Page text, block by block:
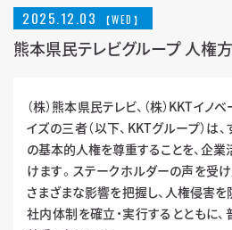
2025.12.03 【WED】
熊本県民テレビグループ 人権
（株）熊本県民テレビ、（株）KKTイノ
イズの三者（以下、KKTグループ）は
の基本的人権を尊重することを、企
けます。ステークホルダーの声を受
さまざまな影響を把握し、人権侵害
社内体制を確立・実行するとともに